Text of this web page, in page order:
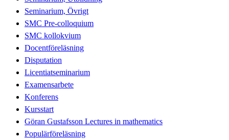
Seminarium, Övrigt
SMC Pre-colloquium
SMC kollokvium
Docentföreläsning
Disputation
Licentiatseminarium
Examensarbete
Konferens
Kursstart
Göran Gustafsson Lectures in mathematics
Populärföreläsning